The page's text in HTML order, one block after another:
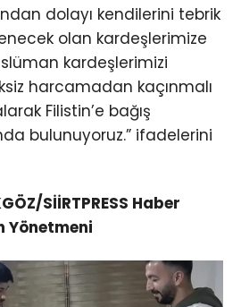
dolayı kendilerini tebrik
olan kardeşlerimize
kardeşlerimizi
harcamadan kaçınmalı
Filistin’e bağış
bulunuyoruz.” ifadelerini
SİİRTPRESS Haber
Yönetmeni